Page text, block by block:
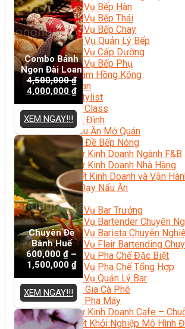
Nghiệp Vụ Bếp Hàn
Nghiệp Vụ Bếp Thái
Nghiệp Vụ Bếp Chay
Nghiệp Vụ Quản Lý Bếp
Nghiệp Vụ Cấp Dưỡng
Nghiệp Vụ Bếp Phụ
Điểm Tâm Hồng Kông
Eat Clean
Food Stylist
Master Class
Bếp Gia Đình
Học Nấu Ăn Mở Quán
Chuyên Đề Bếp Nóng
Khởi Sự Kinh Doanh Ngành F&B
Khởi Sự Kinh Doanh Nhà Hàng
Bí Quyết Kinh Doanh và Vận
Video Dạy Nấu Ăn
Pha Chế
Nghiệp Vụ Bar Trưởng
Nghiệp Vụ Bartender Chuyên
Nghiệp Vụ Barista Chuyên
Nghiệp Vụ Flair Bartending
Nghiệp Vụ Pha Chế Đặc Biệt
Nghiệp Vụ Pha Chế Tổng Hợp
Nghiệp Vụ Quản Lý Bar
Chuyên Gia Cà Phê
Cà Phê Pha Máy
Khởi Sự Kinh Doanh Cafe –
Bí Quyết Khởi Nghiệp Mô Hình
Combo Bánh
Ngon Đài Loan
4,500,000₫
4,000,000 ₫
XEM NGAY!!!
Chuyên Đề
Bánh Huế
600,000 ₫ –
1,500,000 ₫
XEM NGAY!!!